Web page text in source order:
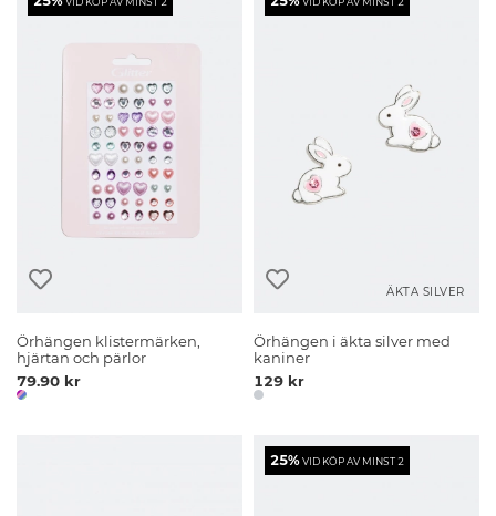
Örhängen klistermärken,
hjärtan och pärlor
79.90 kr
ÄKTA SILVER
Örhängen i äkta silver med
kaniner
129 kr
25%VID KÖP AV MINST 2